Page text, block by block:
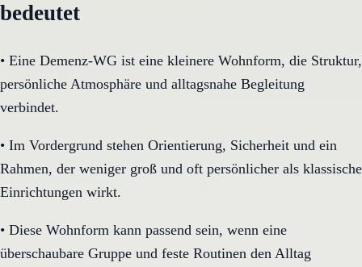
bedeutet
• Eine Demenz-WG ist eine kleinere Wohnform, die Struktur,
persönliche Atmosphäre und alltagsnahe Begleitung
verbindet.
• Im Vordergrund stehen Orientierung, Sicherheit und ein
Rahmen, der weniger groß und oft persönlicher als klassische
Einrichtungen wirkt.
• Diese Wohnform kann passend sein, wenn eine
überschaubare Gruppe und feste Routinen den Alltag